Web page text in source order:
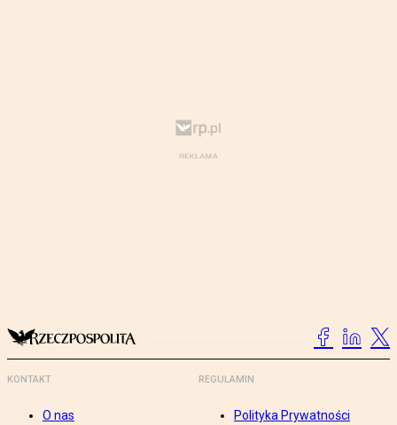
KONTAKT
O nas
REGULAMIN
Polityka Prywatności